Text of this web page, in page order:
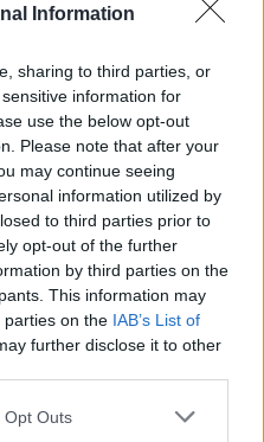
Information
sharing to third parties, or
information for
use the below opt-out
Please note that after your
may continue seeing
information utilized by
to third parties prior to
opt-out of the further
by third parties on the
This information may
parties on the IAB’s List of
further disclose it to other
uses one or more Google
Opt Outs
άνω
το ρεπορτάζ του
είναι το πρόστιμο
έως και 16
είναι το πρόστιμο
και μισό πρόστιμο
γίνει μέχρι τις 15.
λήγει
2η δόση.